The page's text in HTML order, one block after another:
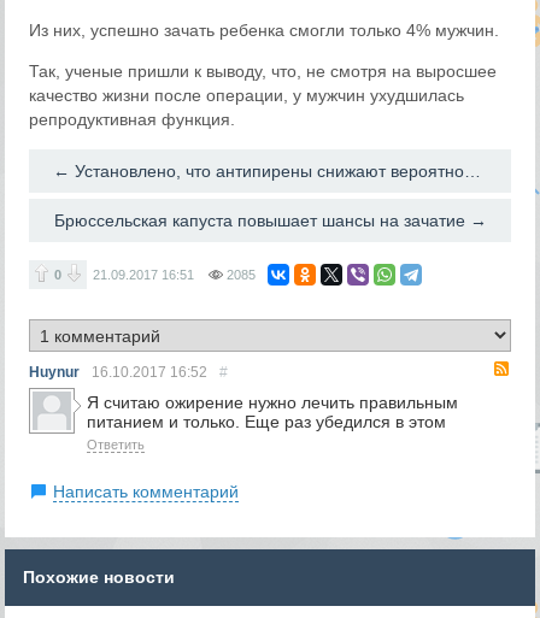
Из них, успешно зачать ребенка смогли только 4% мужчин.
Так, ученые пришли к выводу, что, не смотря на выросшее
качество жизни после операции, у мужчин ухудшилась
репродуктивная функция.
Брюссельская капуста повышает шансы на зачатие →
0 21.09.2017 16:51 2085
Huynur 16.10.2017 16:52 #
Я считаю ожирение нужно лечить правильным
питанием и только. Еще раз убедился в этом
Ответить
Написать комментарий
Похожие новости